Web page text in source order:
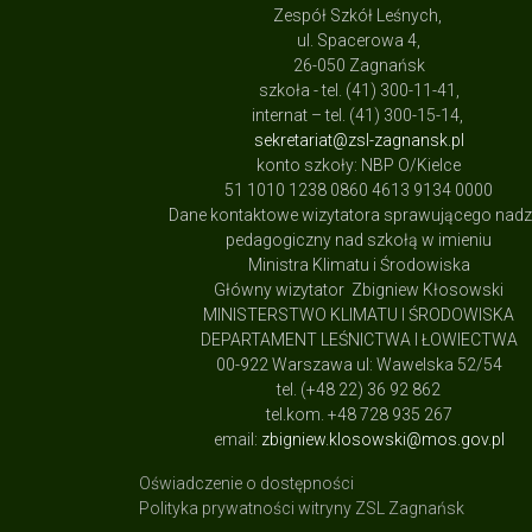
Zespół Szkół Leśnych,
ul. Spacerowa 4,
26-050 Zagnańsk
szkoła - tel. (41) 300-11-41,
internat – tel. (41) 300-15-14,
sekretariat@zsl-zagnansk.pl
konto szkoły: NBP O/Kielce
51 1010 1238 0860 4613 9134 0000
Dane kontaktowe wizytatora sprawującego
pedagogiczny nad szkołą w imieniu
Ministra Klimatu i Środowiska
Główny wizytator Zbigniew Kłosowski
MINISTERSTWO KLIMATU I ŚRODOWISKA
DEPARTAMENT LEŚNICTWA I ŁOWIECTWA
00-922 Warszawa ul: Wawelska 52/54
tel. (+48 22) 36 92 862
tel.kom. +48 728 935 267
email: zbigniew.klosowski@mos.gov.pl
Oświadczenie o dostępności
Polityka prywatności witryny ZSL Zagnańsk